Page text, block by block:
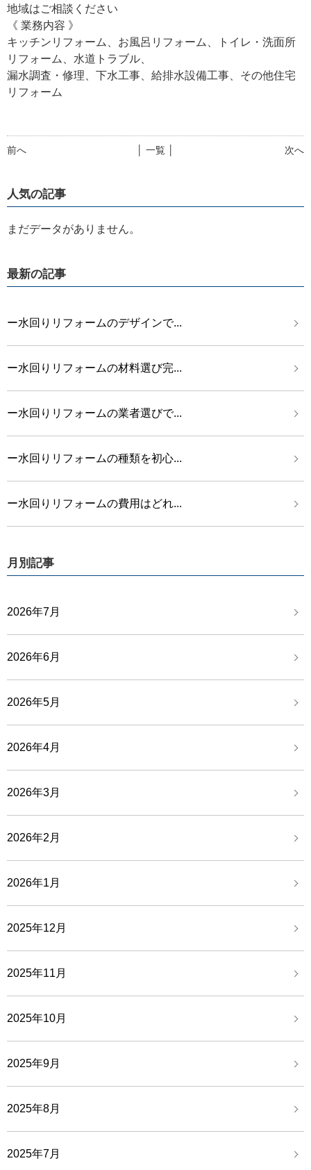
地域はご相談ください
《 業務内容 》
キッチンリフォーム、お風呂リフォーム、トイレ・洗面所
リフォーム、水道トラブル、
漏水調査・修理、下水工事、給排水設備工事、その他住宅
リフォーム
前へ 次へ
│ 一覧 │
人気の記事
まだデータがありません。
最新の記事
ー水回りリフォームのデザインで...
ー水回りリフォームの材料選び完...
ー水回りリフォームの業者選びで...
ー水回りリフォームの種類を初心...
ー水回りリフォームの費用はどれ...
月別記事
2026年7月
2026年6月
2026年5月
2026年4月
2026年3月
2026年2月
2026年1月
2025年12月
2025年11月
2025年10月
2025年9月
2025年8月
2025年7月